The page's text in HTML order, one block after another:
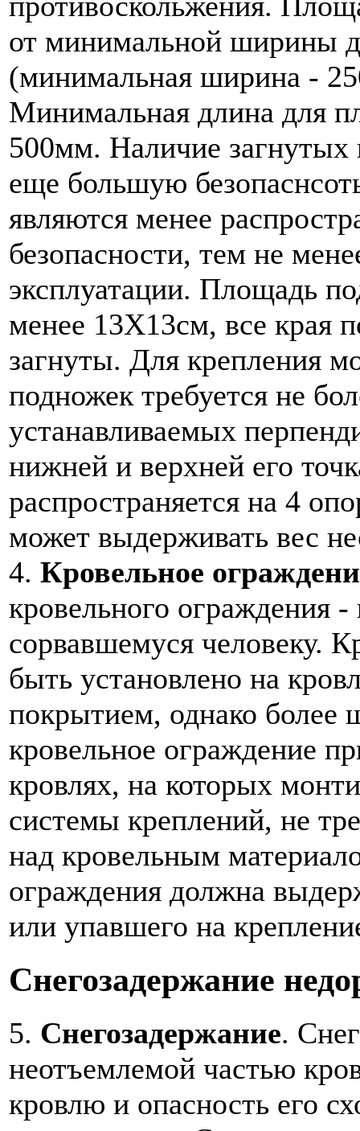
от минимальной ширины
(минимальная ширина -
Минимальная длина для
500мм. Наличие загнутых
еще большую
являются менее
безопасности, тем не
эксплуатации. Площадь
менее 13Х13см, все края
загнуты. Для крепления
подножек требуется не
устанавливаемых
нижней и верхней его
распространяется на 4
может выдерживать вес
4. Кровельное
кровельного ограждения
сорвавшемуся человеку.
быть установлено на
покрытием, однако более
кровельное ограждение
кровлях, на которых
системы креплений, не
над кровельным
ограждения должна
или упавшего на
Снегозадержание
5. Снегозадержание.
неотъемлемой частью
кровлю и опасность его